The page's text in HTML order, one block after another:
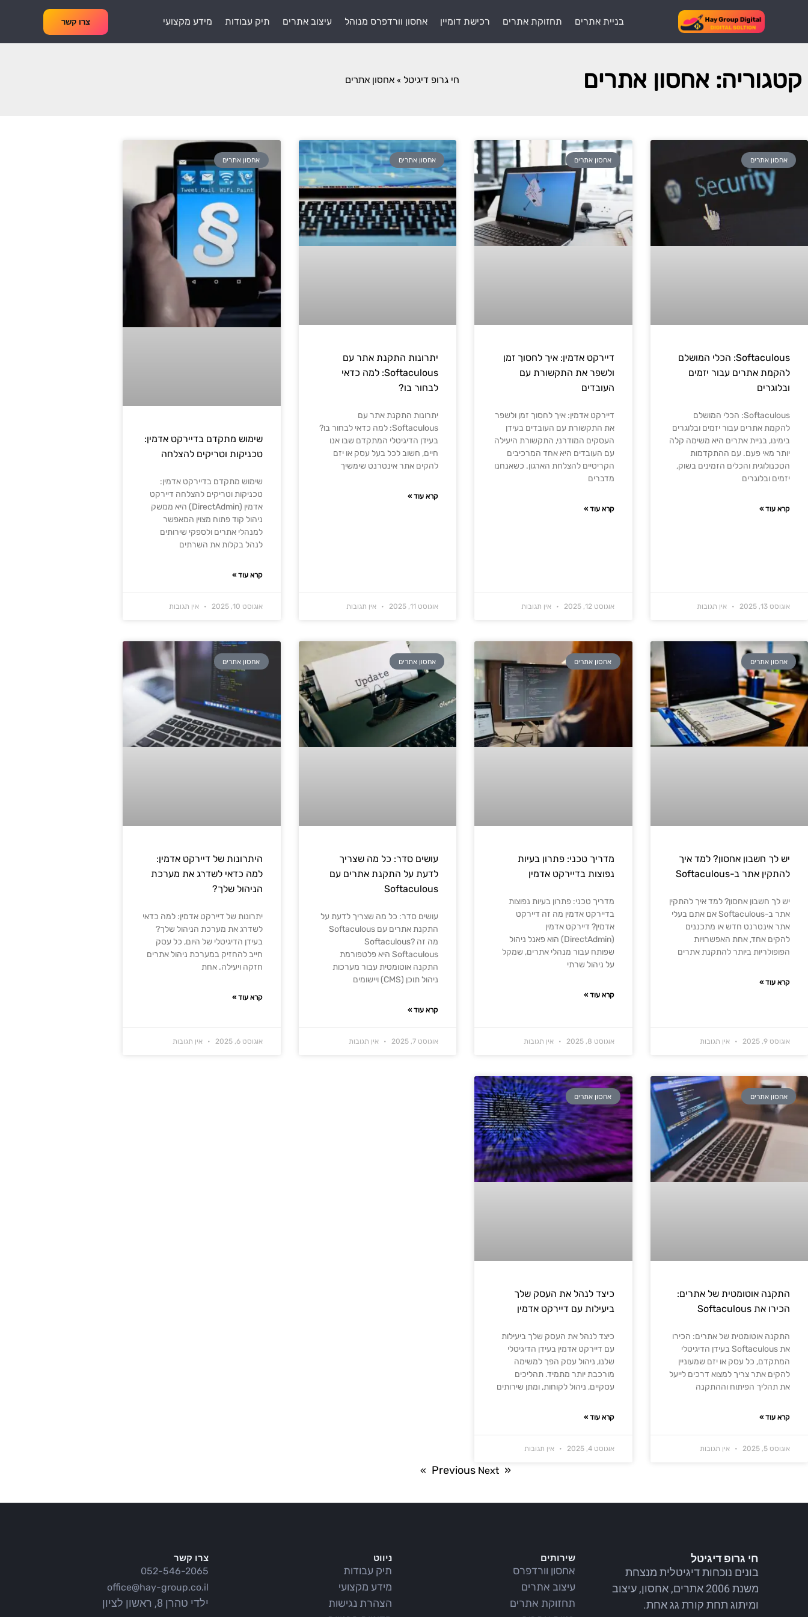
בניית אתרים תחזוקת אתרים רכישת דומיין אחסון וורדפרס מנוהל עיצוב אתרים תיק עבודות מידע מקצועי צרו קשר
קטגוריה: אחסון אתרים חי גרופ דיגיטל » אחסון אתרים
אחסון אתרים
Softaculous: הכלי המושלם
להקמת אתרים עבור יזמים
ובלוגרים
Softaculous: הכלי המושלם
להקמת אתרים עבור יזמים ובלוגרים
בימינו, בניית אתרים היא משימה קלה
יותר מאי פעם. עם ההתקדמות
הטכנולוגית והכלים הזמינים בשוק,
יזמים ובלוגרים
קרא עוד »
אוגוסט 13, 2025 אין תגובות
אחסון אתרים
דיירקט אדמין: איך לחסוך זמן
ולשפר את התקשורת עם
העובדים
דיירקט אדמין: איך לחסוך זמן ולשפר
את התקשורת עם העובדים בעידן
העסקים המודרני, התקשורת היעילה
עם העובדים היא אחד המרכיבים
הקריטיים להצלחת הארגון. כשאנחנו
מדברים
קרא עוד »
אוגוסט 12, 2025 אין תגובות
אחסון אתרים
יתרונות התקנת אתר עם
Softaculous: למה כדאי
לבחור בו?
יתרונות התקנת אתר עם
Softaculous: למה כדאי לבחור בו?
בעידן הדיגיטלי המתקדם שבו אנו
חיים, חשוב לכל בעל עסק או יזם
להקים אתר אינטרנט שימשיך
קרא עוד »
אוגוסט 11, 2025 אין תגובות
אחסון אתרים
שימוש מתקדם בדיירקט אדמין:
טכניקות וטריקים להצלחה
שימוש מתקדם בדיירקט אדמין:
טכניקות וטריקים להצלחה דיירקט
אדמין (DirectAdmin) היא ממשק
ניהול קוד פתוח מצוין המאפשר
למנהלי אתרים ולספקי שירותים
לנהל בקלות את השרתים
קרא עוד »
אוגוסט 10, 2025 אין תגובות
אחסון אתרים
יש לך חשבון אחסון? למד איך
להתקין אתר ב-Softaculous
יש לך חשבון אחסון? למד איך להתקין
אתר ב-Softaculous אם אתם בעלי
אתר אינטרנט חדש או מתכננים
להקים אחד, אחת האפשרויות
הפופולריות ביותר להתקנת אתרים
קרא עוד »
אוגוסט 9, 2025 אין תגובות
אחסון אתרים
מדריך טכני: פתרון בעיות
נפוצות בדיירקט אדמין
מדריך טכני: פתרון בעיות נפוצות
בדיירקט אדמין מה זה דיירקט
אדמין? דיירקט אדמין
(DirectAdmin) הוא פאנל ניהול
שפותח עבור מנהלי אתרים, שמקל
על ניהול שרתי
קרא עוד »
אוגוסט 8, 2025 אין תגובות
אחסון אתרים
עושים סדר: כל מה שצריך
לדעת על התקנת אתרים עם
Softaculous
עושים סדר: כל מה שצריך לדעת על
התקנת אתרים עם Softaculous
מה זה Softaculous?
Softaculous היא פלטפורמת
התקנה אוטומטית עבור מערכות
ניהול תוכן (CMS) ויישומים
קרא עוד »
אוגוסט 7, 2025 אין תגובות
אחסון אתרים
היתרונות של דיירקט אדמין:
למה כדאי לשדרג את מערכת
הניהול שלך?
יתרונות של דיירקט אדמין: למה כדאי
לשדרג את מערכת הניהול שלך?
בעידן הדיגיטלי של היום, כל עסק
חייב להחזיק במערכת ניהול אתרים
חזקה ויעילה. אחת
קרא עוד »
אוגוסט 6, 2025 אין תגובות
אחסון אתרים
התקנה אוטומטית של אתרים:
הכירו את Softaculous
התקנה אוטומטית של אתרים: הכירו
את Softaculous בעידן הדיגיטלי
המתקדם, כל עסק או יזם שמעוניין
להקים אתר צריך למצוא דרכים לייעל
את תהליך הפיתוח וההתקנה
קרא עוד »
אוגוסט 5, 2025 אין תגובות
אחסון אתרים
כיצד לנהל את העסק שלך
ביעילות עם דיירקט אדמין
כיצד לנהל את העסק שלך ביעילות
עם דיירקט אדמין בעידן הדיגיטלי
שלנו, ניהול עסק הפך למשימה
מורכבת יותר מתמיד. תהליכים
עסקיים, ניהול לקוחות, ומתן שירותים
קרא עוד »
אוגוסט 4, 2025 אין תגובות
« Previous
Next »
חי גרופ דיגיטל
בונים נוכחות דיגיטלית מנצחת
משנת 2006 אתרים, אחסון, עיצוב
ומיתוג תחת קורת גג אחת.
שירותים
אחסון וורדפרס
עיצוב אתרים
תחזוקת אתרים
ניווט
תיק עבודות
מידע מקצועי
הצהרת נגישות
צרו קשר
052-546-2065
office@hay-group.co.il
ילדי טהרן 8, ראשון לציון